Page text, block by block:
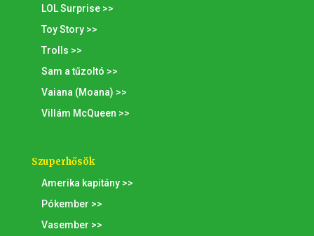
LOL Surprise >>
Toy Story >>
Trolls >>
Sam a tűzoltó >>
Vaiana (Moana) >>
Villám McQueen >>
Szuperhősök
Amerika kapitány >>
Pókember >>
Vasember >>